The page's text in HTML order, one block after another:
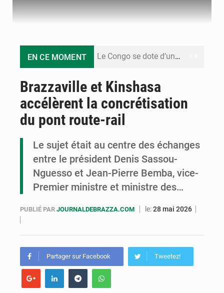
EN CE MOMENT Le Congo se dote d’un programme national pour valoriser les produits forestiers non ligneux
Cémac : la Commission présente à Denis Sassou N’Guesso sa feuille de route
Compétitions africaines : la CAF ferme la porte à l’AC Léopards et à l’AS Otohô
Brazzaville et Kinshasa
accélèrent la concrétisation
du pont route-rail
Le sujet était au centre des échanges
entre le président Denis Sassou-
Nguesso et Jean-Pierre Bemba, vice-
Premier ministre et ministre des…
PUBLIÉ PAR JOURNALDEBRAZZA.COM le:28 mai 2026
Partager sur Facebook Tweetez!